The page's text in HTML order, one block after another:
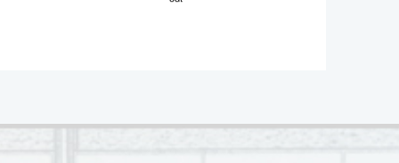
bi sedela na zatožni